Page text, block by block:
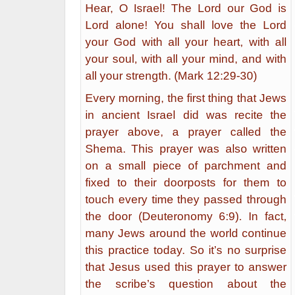
Hear, O Israel! The Lord our God is
Lord alone! You shall love the Lord
your God with all your heart, with all
your soul, with all your mind, and with
all your strength. (Mark 12:29-30)
Every morning, the first thing that Jews
in ancient Israel did was recite the
prayer above, a prayer called the
Shema. This prayer was also written
on a small piece of parchment and
fixed to their doorposts for them to
touch every time they passed through
the door (Deuteronomy 6:9). In fact,
many Jews around the world continue
this practice today. So it’s no surprise
that Jesus used this prayer to answer
the scribe’s question about the